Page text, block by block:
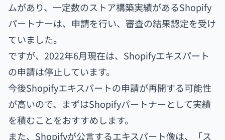
ムがあり、一定数のストア構築実績があるShopify
パートナーは、申請を行い、審査の結果認定を受け
ていました。
ですが、2022年6月現在は、Shopifyエキスパート
の申請は停止しています。
今後Shopifyエキスパートの申請が再開する可能性
が高いので、まずはShopifyパートナーとして実績
を積むことをおすすめします。
また、Shopifyが公言するエキスパート像は、「ス